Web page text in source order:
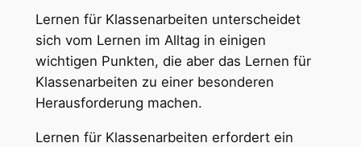
Lernen für Klassenarbeiten unterscheidet
sich vom Lernen im Alltag in einigen
wichtigen Punkten, die aber das Lernen für
Klassenarbeiten zu einer besonderen
Herausforderung machen.
Lernen für Klassenarbeiten erfordert ein